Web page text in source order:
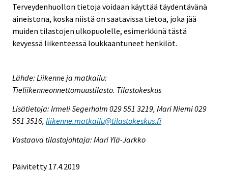
Terveydenhuollon tietoja voidaan käyttää täydentävänä
aineistona, koska niistä on saatavissa tietoa, joka jää
muiden tilastojen ulkopuolelle, esimerkkinä tästä
kevyessä liikenteessä loukkaantuneet henkilöt.
Lähde: Liikenne ja matkailu:
Tieliikenneonnettomuustilasto. Tilastokeskus
Lisätietoja: Irmeli Segerholm 029 551 3219, Mari Niemi 029
551 3516, liikenne.matkailu@tilastokeskus.fi
Vastaava tilastojohtaja: Mari Ylä-Jarkko
Päivitetty 17.4.2019